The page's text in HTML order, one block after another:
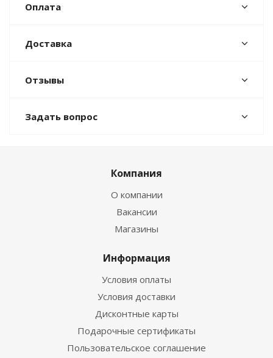
Оплата
Доставка
Отзывы
Задать вопрос
Компания
О компании
Вакансии
Магазины
Информация
Условия оплаты
Условия доставки
Дисконтные карты
Подарочные сертификаты
Пользовательское соглашение